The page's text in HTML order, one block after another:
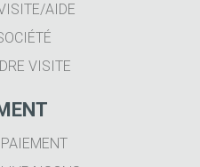
AIDE
VISITE